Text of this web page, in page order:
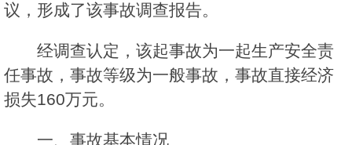
议，形成了该事故调查报告。
经调查认定，该起事故为一起生产安全责
任事故，事故等级为一般事故，事故直接经济
损失160万元。
一、事故基本情况